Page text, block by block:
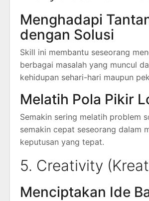
Menghadapi
dengan Solusi
Skill ini membantu seseorang
berbagai masalah yang muncul
kehidupan sehari-hari maupun
Melatih Pola Pikir
Semakin sering melatih problem
semakin cepat seseorang dalam
keputusan yang tepat.
5. Creativity
Menciptakan Ide